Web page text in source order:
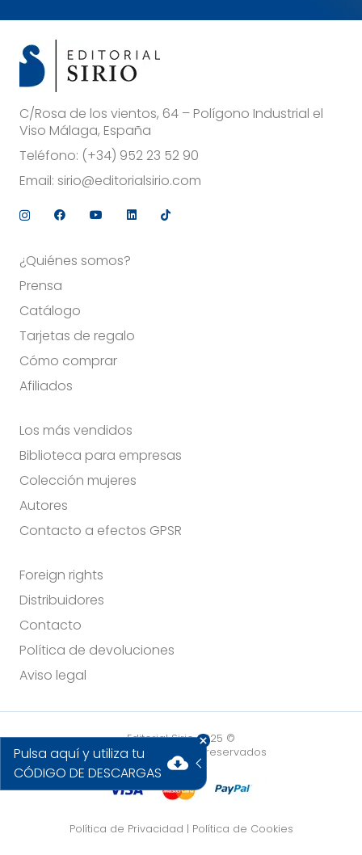
C/Rosa de los vientos, 64 – Polígono Industrial el
Viso Málaga, España
Teléfono: (+34) 952 23 52 90
Email: sirio@editorialsirio.com
cloud_download
Pulsa aquí y utiliza tu
CÓDIGO DE DESCARGAS
¿Quiénes somos?
Prensa
Catálogo
Tarjetas de regalo
Cómo comprar
Afiliados
Los más vendidos
Biblioteca para empresas
Colección mujeres
Autores
Contacto a efectos GPSR
Foreign rights
Distribuidores
Contacto
Política de devoluciones
Aviso legal
Editorial Sirio 2025 ©
Todos los derechos reservados
Política de Privacidad | Política de Cookies